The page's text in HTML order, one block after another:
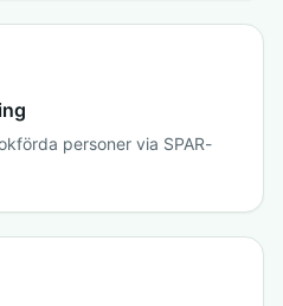
personer via SPAR-